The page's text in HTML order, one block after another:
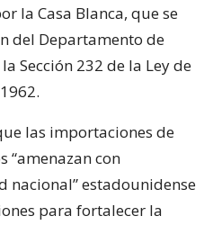
la Casa Blanca, que se
del Departamento de
Sección 232 de la Ley de
las importaciones de
“amenazan con
nacional” estadounidense
para fortalecer la